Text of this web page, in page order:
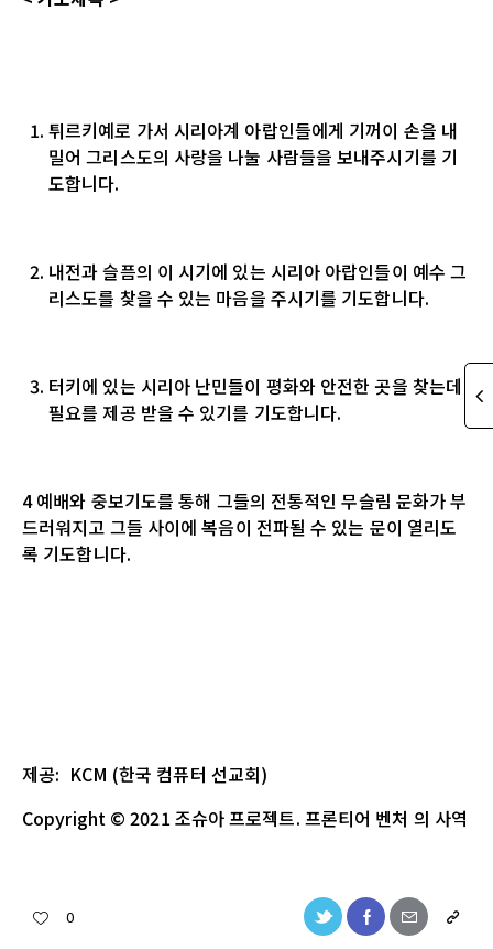
튀르키예로 가서 시리아계 아랍인들에게 기꺼이 손을 내
밀어 그리스도의 사랑을 나눌 사람들을 보내주시기를 기
도합니다.
내전과 슬픔의 이 시기에 있는 시리아 아랍인들이 예수 그
리스도를 찾을 수 있는 마음을 주시기를 기도합니다.
터키에 있는 시리아 난민들이 평화와 안전한 곳을 찾는데
필요를 제공 받을 수 있기를 기도합니다.
4 예배와 중보기도를 통해 그들의 전통적인 무슬림 문화가 부
드러워지고 그들 사이에 복음이 전파될 수 있는 문이 열리도
록 기도합니다.
제공: KCM (한국 컴퓨터 선교회)
Copyright © 2021 조슈아프로젝트. 프론티어 벤처 의 사역
0